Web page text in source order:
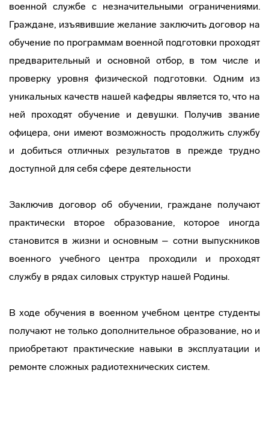
военной службе с незначительными ограничениями.
Граждане, изъявившие желание заключить договор на
обучение по программам военной подготовки проходят
предварительный и основной отбор, в том числе и
проверку уровня физической подготовки. Одним из
уникальных качеств нашей кафедры является то, что на
ней проходят обучение и девушки. Получив звание
офицера, они имеют возможность продолжить службу
и добиться отличных результатов в прежде трудно
доступной для себя сфере деятельности
Заключив договор об обучении, граждане получают
практически второе образование, которое иногда
становится в жизни и основным – сотни выпускников
военного учебного центра проходили и проходят
службу в рядах силовых структур нашей Родины.
В ходе обучения в военном учебном центре студенты
получают не только дополнительное образование, но и
приобретают практические навыки в эксплуатации и
ремонте сложных радиотехнических систем.